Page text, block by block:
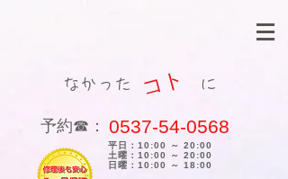
コト
なかった に
​予約☎： 0537-54-0568
平日：10:00 ～ 20:00
土曜：10:00 ～ 20:00
日曜：10:00 ～ 18:00